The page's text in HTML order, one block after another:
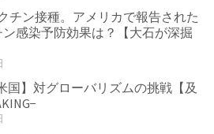
チン接種。アメリカで報告された
感染予防効果は？【大石が深掘
国】対グローバリズムの挑戦【及